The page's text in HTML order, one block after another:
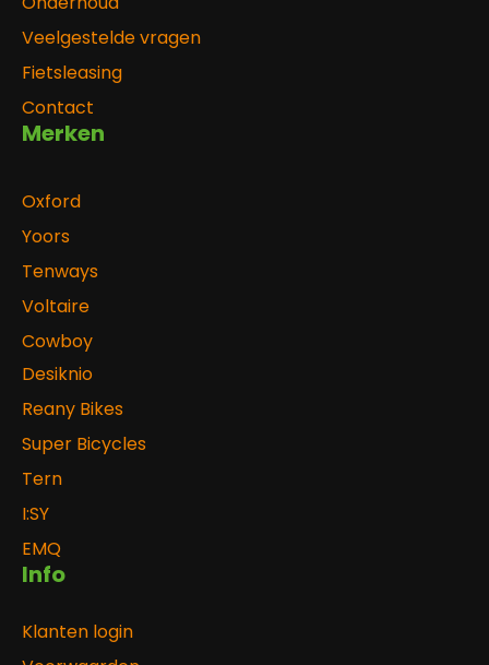
Veelgestelde vragen
Fietsleasing
Contact
Merken
Oxford
Yoors
Tenways
Voltaire
Cowboy
Desiknio
Reany Bikes
Super Bicycles
Tern
I:SY
EMQ
Info
Klanten login